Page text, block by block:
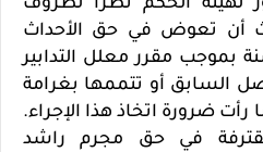
لهيئة الحكم نظرا لظروف
أن تعوض في حق الأحداث
يتجاوز سنهم 12 سنة بموجب مقرر معلل التدابير
السابق أو تتممها بغرامة
ضرورة اتخاذ هذا الإجراء.
في حق مجرم راشد